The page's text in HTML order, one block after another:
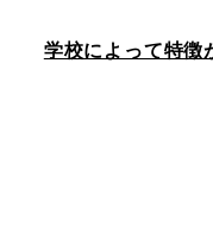
学校によって特徴